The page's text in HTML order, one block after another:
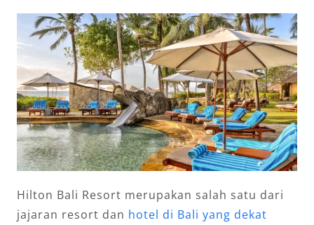
Hilton Bali Resort merupakan salah satu dari
jajaran resort dan hotel di Bali yang dekat